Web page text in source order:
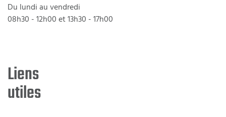
Du lundi au vendredi
08h30 - 12h00 et 13h30 - 17h00
Liens
utiles